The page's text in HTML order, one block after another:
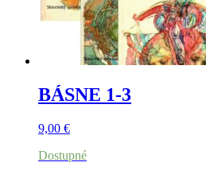
BÁSNE 1-3
9,00 €
Dostupné